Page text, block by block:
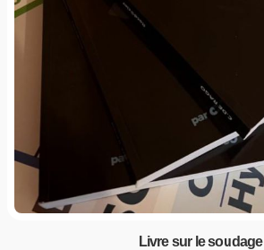
Livre sur le soudage